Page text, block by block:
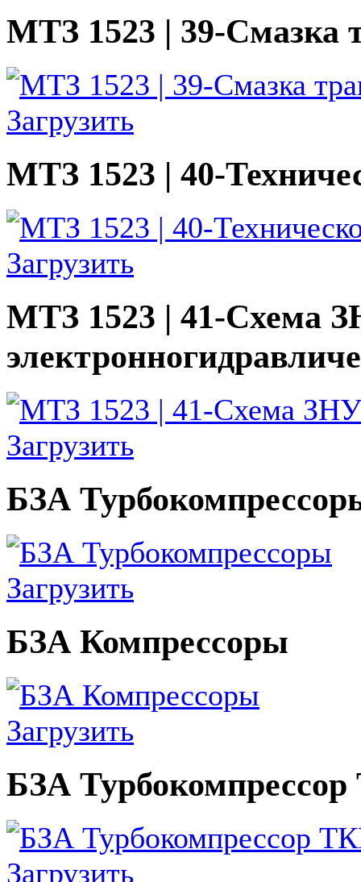
МТЗ 1523 | 39-Смазка
Загрузить
МТЗ 1523 | 40-
Загрузить
МТЗ 1523 | 41-Схема
Загрузить
БЗА
Загрузить
БЗА Компрессоры
Загрузить
БЗА Турбокомпрессор
Загрузить